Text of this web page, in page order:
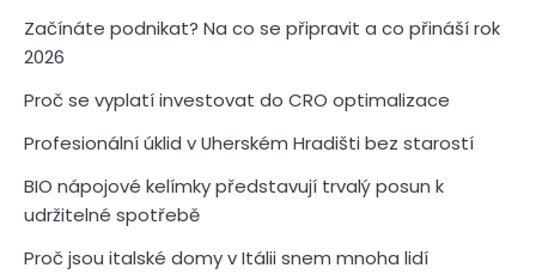
Začínáte podnikat? Na co se připravit a co přináší rok
2026
Proč se vyplatí investovat do CRO optimalizace
Profesionální úklid v Uherském Hradišti bez starostí
BIO nápojové kelímky představují trvalý posun k
udržitelné spotřebě
Proč jsou italské domy v Itálii snem mnoha lidí